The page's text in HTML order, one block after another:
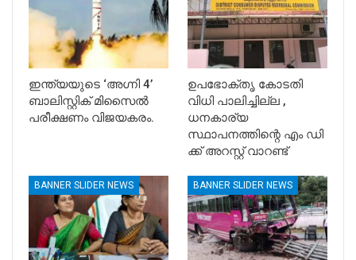
ഇന്ത്യയുടെ ‘അഗ്നി 4’
ബാലിസ്റ്റിക് മിസൈൽ
പരീക്ഷണം വിജയകരം.
ഉപഭോക്തൃ കോടതി
വിധി പാലിച്ചില്ല ,
ധനകാര്യ
സ്ഥാപനത്തിന്റെ എം ഡി
ക്ക് അറസ്റ്റ് വാറണ്ട്
BANNER SLIDER NEWS BANNER SLIDER NEWS